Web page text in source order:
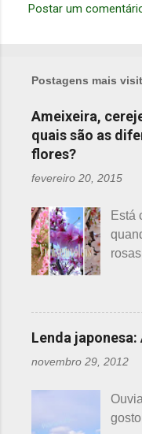
Postar um
Postagens mais
Ameixeira,
quais são as
flores?
fevereiro 20, 2015
Está
final
ou
Lenda japonesa:
novembro 29, 2012